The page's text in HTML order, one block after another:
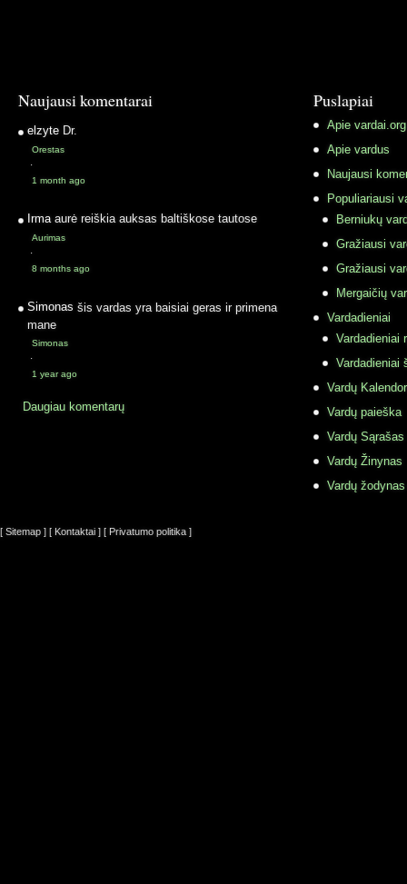
Naujausi komentarai
elzyte Dr.
Orestas
·
1 month ago
Irma aurė reiškia auksas baltiškose tautose
Aurimas
·
8 months ago
Simonas šis vardas yra baisiai geras ir primena
mane
Simonas
·
1 year ago
Daugiau komentarų
Puslapiai
Apie vardai.org
Apie vardus
Naujausi
Populiariausi
Berniukų
Gražiausi
Gražiausi
Mergaičių
Vardadieniai
Vardadieniai
Vardadieniai
Vardų
Vardų paieška
Vardų Sąrašas
Vardų Žinynas
Vardų
[ Sitemap ] [ Kontaktai ] [ Privatumo politika ]